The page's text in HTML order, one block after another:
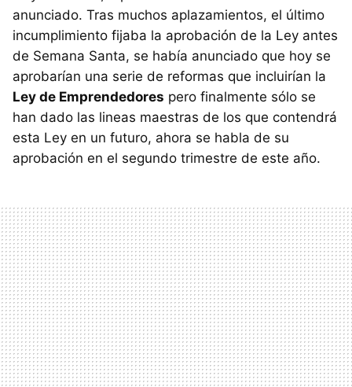
anunciado. Tras muchos aplazamientos, el último
incumplimiento fijaba la aprobación de la Ley antes
de Semana Santa, se había anunciado que hoy se
aprobarían una serie de reformas que incluirían la
Ley de Emprendedores pero finalmente sólo se
han dado las lineas maestras de los que contendrá
esta Ley en un futuro, ahora se habla de su
aprobación en el segundo trimestre de este año.